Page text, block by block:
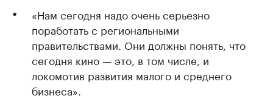
«Нам сегодня надо очень серьезно
поработать с региональными
правительствами. Они должны понять, что
сегодня кино — это, в том числе, и
локомотив развития малого и среднего
бизнеса».